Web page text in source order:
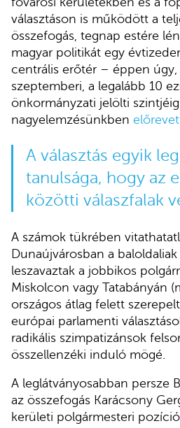
választáson is működött a
összefogás, tegnap estére
magyar politikát egy
centrális erőtér – éppen
szeptemberi, a legalább 10
önkormányzati jelölti szintjéig
nagyelemzésünkben
A választás egyik
tanulsága, hogy az
közötti válaszfalak
A számok tükrében
Dunaújvárosban a
leszavaztak a jobbikos
Miskolcon vagy Tatabányán
országos átlag felett
európai parlamenti
radikális szimpatizánsok
összellenzéki induló mögé.
A leglátványosabban persze
az összefogás Karácsony
kerületi polgármesteri